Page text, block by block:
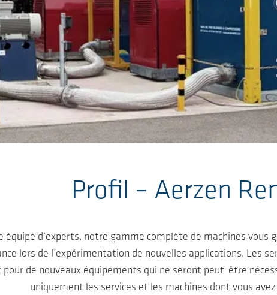
Profil – Aerzen
d’experts, notre gamme complète de machines vous
lors de l’expérimentation de nouvelles applications. Les
de nouveaux équipements qui ne seront peut-être
uniquement les services et les machines dont vous